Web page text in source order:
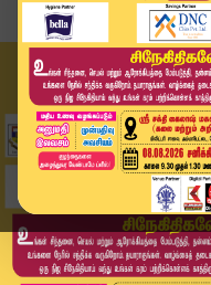
தவெக கூட்டணிக்கு